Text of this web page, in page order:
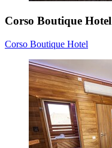
Corso Boutique Hotel
Corso Boutique Hotel